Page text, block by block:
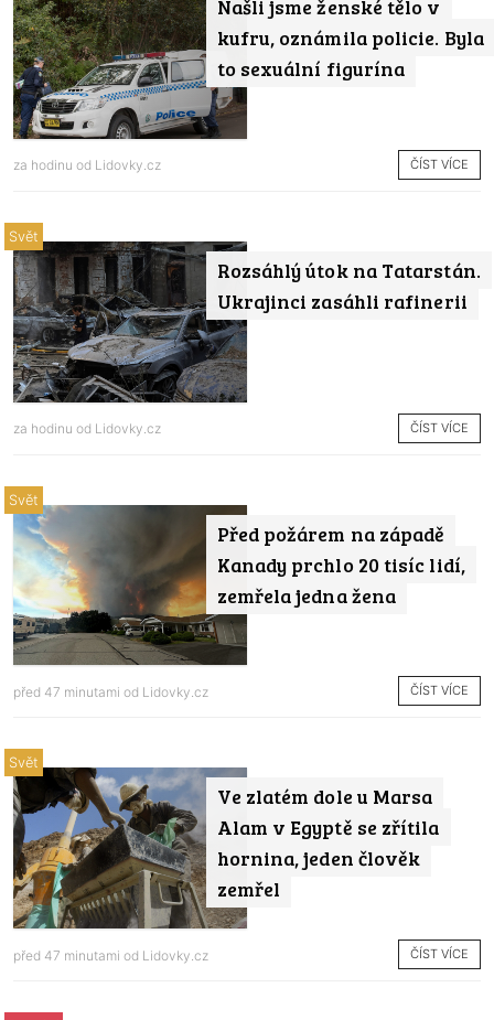
Našli jsme ženské tělo v
kufru, oznámila policie. Byla
to sexuální figurína
za hodinu od Lidovky.cz ČÍST VÍCE
Rozsáhlý útok na Tatarstán.
Ukrajinci zasáhli rafinerii
Svět
za hodinu od Lidovky.cz ČÍST VÍCE
Před požárem na západě
Kanady prchlo 20 tisíc lidí,
zemřela jedna žena
Svět
před 47 minutami od Lidovky.cz ČÍST VÍCE
Ve zlatém dole u Marsa
Alam v Egyptě se zřítila
hornina, jeden člověk
zemřel
Svět
před 47 minutami od Lidovky.cz ČÍST VÍCE